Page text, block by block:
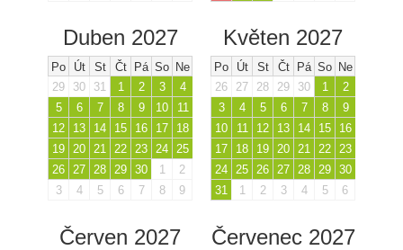
Duben 2027
Po Út St Čt Pá So Ne
29
30 31 1 2 3
4
5
6 7 8 9 10
11
12
13 14 15 16 17
18
19 20 21 22 23 24 25
26 27 28 29 30 1
2
3
4 5 6 7 8 9
Květen 2027
Po Út St Čt Pá So Ne
26
27 28 29 30 1
2
3
4 5 6 7 8
9
10
11 12 13 14 15
16
17
18 19 20 21 22 23
24 25 26 27 28 29 30
31
1 2 3 4 5 6
Červen 2027 Červenec 2027